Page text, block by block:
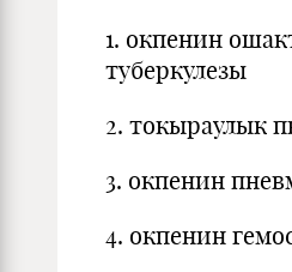
1. окпенин
туберкулезы
2. токыраулык
3. окпенин
4. окпенин